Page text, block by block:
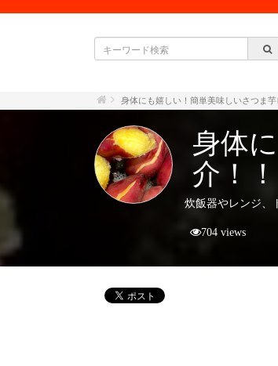
身体にも嬉しい！簡単美味しいさつま芋
身体
介！！
炊飯器やレンジ、
704 views